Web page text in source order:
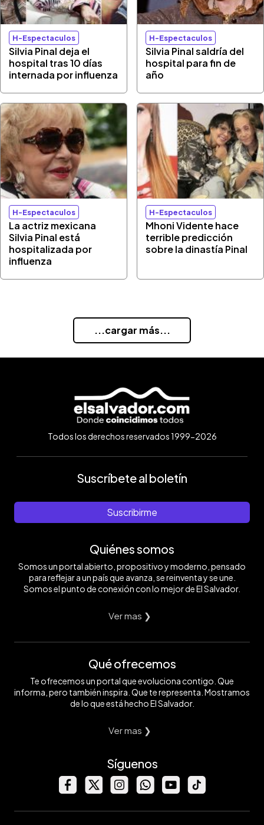
H-Espectaculos
Silvia Pinal deja el
hospital tras 10 días
internada por influenza
H-Espectaculos
Silvia Pinal saldría del
hospital para fin de
año
H-Espectaculos
La actriz mexicana
Silvia Pinal está
hospitalizada por
influenza
H-Espectaculos
Mhoni Vidente hace
terrible predicción
sobre la dinastía Pinal
...cargar más...
Todos los derechos reservados 1999-2026
Suscríbete al boletín
Suscribirme
Quiénes somos
Somos un portal abierto, propositivo y moderno, pensado
para reflejar a un país que avanza, se reinventa y se une.
Somos el punto de conexión con lo mejor de El Salvador.
Ver mas ❯
Qué ofrecemos
Te ofrecemos un portal que evoluciona contigo. Que
informa, pero también inspira. Que te representa. Mostramos
de lo que está hecho El Salvador.
Ver mas ❯
Síguenos